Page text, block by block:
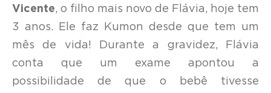
Vicente, o filho mais novo de Flávia, hoje tem
3 anos. Ele faz Kumon desde que tem um
mês de vida! Durante a gravidez, Flávia
conta que um exame apontou a
possibilidade de que o bebê tivesse